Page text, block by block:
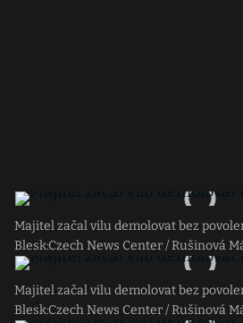
Majitel začal vilu demolovat bez
Blesk:Czech News Center / Rušinová
Majitel začal vilu demolovat bez
Blesk:Czech News Center / Rušinová